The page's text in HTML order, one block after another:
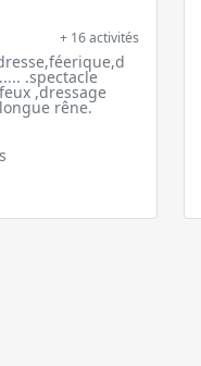
+ 16 activités
.spectacle
,dressage
rêne.